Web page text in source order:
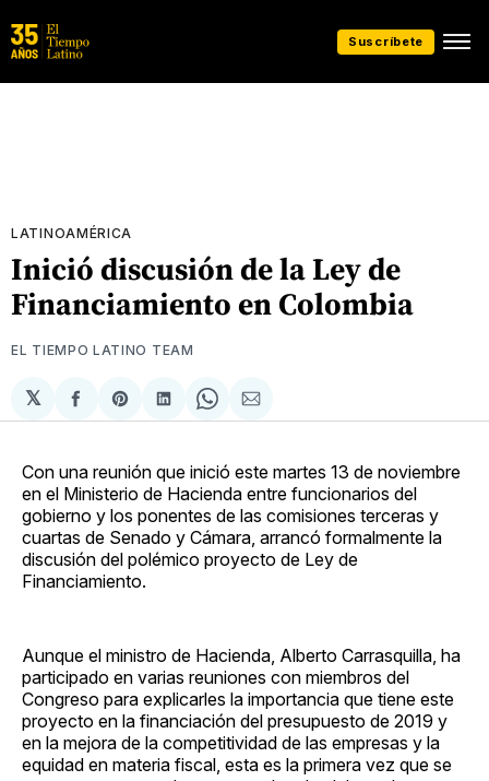
Suscríbete
LATINOAMÉRICA
Inició discusión de la Ley de
Financiamiento en Colombia
EL TIEMPO LATINO TEAM
𝕏
Compartir
en
Share
on
Compartir
en
Share
on
Compartir
via
Con una reunión que inició este martes 13 de noviembre
en el Ministerio de Hacienda entre funcionarios del
gobierno y los ponentes de las comisiones terceras y
cuartas de Senado y Cámara, arrancó formalmente la
discusión del polémico proyecto de Ley de
Financiamiento.
Aunque el ministro de Hacienda, Alberto Carrasquilla, ha
participado en varias reuniones con miembros del
Congreso para explicarles la importancia que tiene este
proyecto en la financiación del presupuesto de 2019 y
en la mejora de la competitividad de las empresas y la
equidad en materia fiscal, esta es la primera vez que se